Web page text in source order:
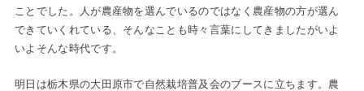
ことでした。人が農産物を選んでいるのではなく農産物の方が選ん
できていくれている、そんなことも時々言葉にしてきましたがいよ
いよそんな時代です。
明日は栃木県の大田原市で自然栽培普及会のブースに立ちます。農